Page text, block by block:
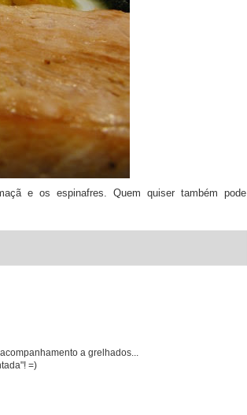
e os espinafres. Quem quiser também pode
a grelhados...
=)